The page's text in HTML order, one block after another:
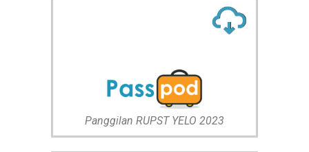
Panggilan RUPST YELO 2023